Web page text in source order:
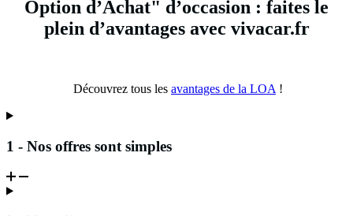
Option d’Achat" d’occasion : faites le
plein d’avantages avec vivacar.fr
Découvrez tous les avantages de la LOA !
1 - Nos offres sont simples